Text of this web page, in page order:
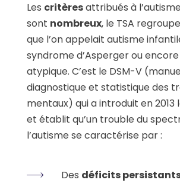
Les critèresattribués à
sont nombreux, le TSA
que l’on appelait autisme
syndrome d’Asperger ou encore
atypique. C’est le DSM-V
diagnostique et statistique des
mentaux) qui a introduit en 2013
et établit qu’un trouble du
l’autisme se caractérise par :
Des déficits